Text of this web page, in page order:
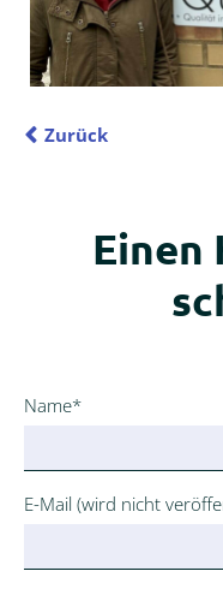
Zurück
Einen
Pflichtfeld
Name*
Pflichtfeld
E-Mail (wird nicht